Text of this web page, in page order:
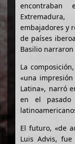
embajadores y
de países
Basilio
La
«una
Latina», narró
en el
El futuro, «de
Luis Advis,